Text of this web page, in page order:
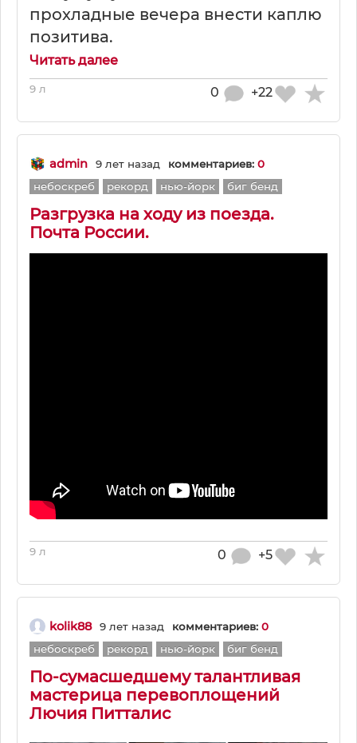
прохладные вечера внести каплю
позитива.
Читать далее
9 л +22
0
admin 9 лет назад комментариев: 0
небоскреб
рекорд нью-йорк биг бенд
Разгрузка на ходу из поезда.
Почта России.
9 л +5
0
kolik88 9 лет назад комментариев: 0
небоскреб
рекорд нью-йорк биг бенд
По-сумасшедшему талантливая
мастерица перевоплощений
Лючия Питталис